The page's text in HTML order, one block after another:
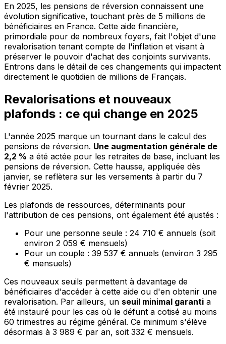
En 2025, les pensions de réversion connaissent une
évolution significative, touchant près de 5 millions de
bénéficiaires en France. Cette aide financière,
primordiale pour de nombreux foyers, fait l'objet d'une
revalorisation tenant compte de l'inflation et visant à
préserver le pouvoir d'achat des conjoints survivants.
Entrons dans le détail de ces changements qui impactent
directement le quotidien de millions de Français.
Revalorisations et nouveaux
plafonds : ce qui change en 2025
L'année 2025 marque un tournant dans le calcul des
pensions de réversion. Une augmentation générale de
2,2 % a été actée pour les retraites de base, incluant les
pensions de réversion. Cette hausse, appliquée dès
janvier, se reflètera sur les versements à partir du 7
février 2025.
Les plafonds de ressources, déterminants pour
l'attribution de ces pensions, ont également été ajustés :
Pour une personne seule : 24 710 € annuels (soit
environ 2 059 € mensuels)
Pour un couple : 39 537 € annuels (environ 3 295
€ mensuels)
Ces nouveaux seuils permettent à davantage de
bénéficiaires d'accéder à cette aide ou d'en obtenir une
revalorisation. Par ailleurs, un seuil minimal garanti a
été instauré pour les cas où le défunt a cotisé au moins
60 trimestres au régime général. Ce minimum s'élève
désormais à 3 989 € par an, soit 332 € mensuels.